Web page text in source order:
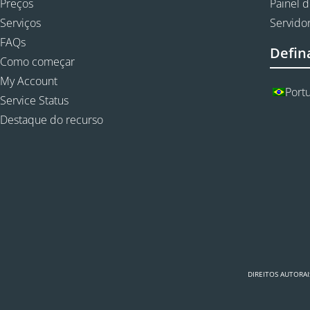
Preços
Serviços
FAQs
Como começar
My Account
Service Status
Destaque do recurso
Painel
DIREITOS